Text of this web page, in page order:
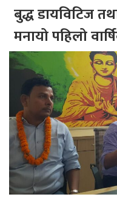
बुद्ध डायविटिज
मनायो पहिलो